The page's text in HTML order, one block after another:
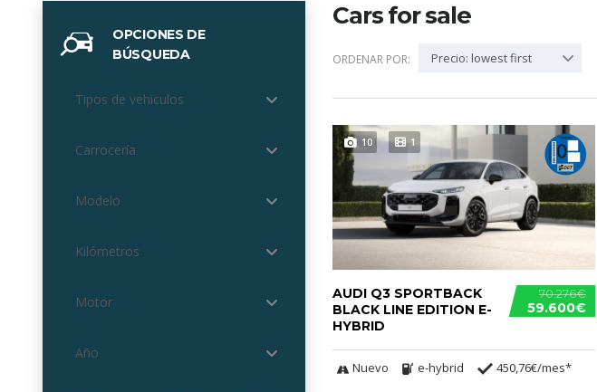
OPCIONES DE
BÚSQUEDA
Tipos de vehiculos
Carrocería
Modelo
Kilómetros
Motor
Año
Cars for sale
ORDENAR POR: Precio: lowest first
10 1
70.276€
59.600€
AUDI Q3 SPORTBACK
BLACK LINE EDITION E-
HYBRID
Nuevo e-hybrid 450,76€/mes*